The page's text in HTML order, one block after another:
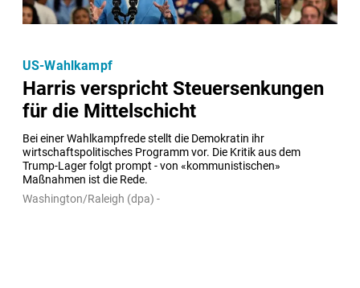
Harris verspricht Steuersenkungen
für die Mittelschicht
Bei einer Wahlkampfrede stellt die Demokratin ihr
wirtschaftspolitisches Programm vor. Die Kritik aus dem
Trump-Lager folgt prompt - von «kommunistischen»
Maßnahmen ist die Rede.
US-Wahlkampf
Washington/Raleigh (dpa) -